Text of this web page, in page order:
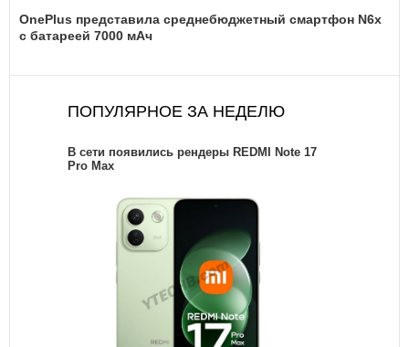
OnePlus представила среднебюджетный смартфон N6x
с батареей 7000 мАч
ПОПУЛЯРНОЕ ЗА НЕДЕЛЮ
В сети появились рендеры REDMI Note 17
Pro Max